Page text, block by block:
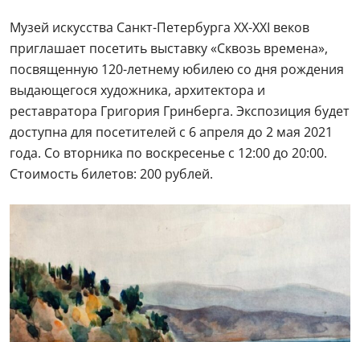
Музей искусства Санкт-Петербурга ХХ-ХХI веков
приглашает посетить выставку «Сквозь времена»,
посвященную 120-летнему юбилею со дня рождения
выдающегося художника, архитектора и
реставратора Григория Гринберга. Экспозиция будет
доступна для посетителей с 6 апреля до 2 мая 2021
года. Со вторника по воскресенье с 12:00 до 20:00.
Стоимость билетов: 200 рублей.